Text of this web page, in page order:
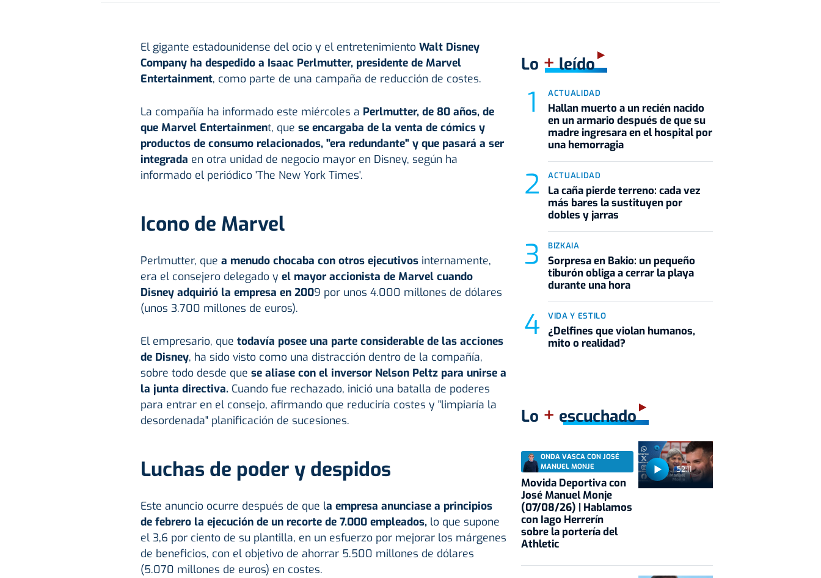
El gigante estadounidense del ocio y el entretenimiento Walt Disney
Company ha despedido a Isaac Perlmutter, presidente de Marvel
Entertainment, como parte de una campaña de reducción de costes.
La compañía ha informado este miércoles a Perlmutter, de 80 años, de
que Marvel Entertainment, que se encargaba de la venta de cómics y
productos de consumo relacionados, "era redundante" y que pasará a ser
integrada en otra unidad de negocio mayor en Disney, según ha
informado el periódico 'The New York Times'.
Icono de Marvel
Perlmutter, que a menudo chocaba con otros ejecutivos internamente,
era el consejero delegado y el mayor accionista de Marvel cuando
Disney adquirió la empresa en 2009 por unos 4.000 millones de dólares
(unos 3.700 millones de euros).
El empresario, que todavía posee una parte considerable de las acciones
de Disney, ha sido visto como una distracción dentro de la compañía,
sobre todo desde que se aliase con el inversor Nelson Peltz para unirse a
la junta directiva.Cuando fue rechazado, inició una batalla de poderes
para entrar en el consejo, afirmando que reduciría costes y "limpiaría la
desordenada" planificación de sucesiones.
Luchas de poder y despidos
Este anuncio ocurre después de que la empresa anunciase a principios
de febrero la ejecución de un recorte de 7.000 empleados,lo que supone
el 3,6 por ciento de su plantilla, en un esfuerzo por mejorar los márgenes
de beneficios, con el objetivo de ahorrar 5.500 millones de dólares
(5.070 millones de euros) en costes.
Lo +leído
ACTUALIDAD
Hallan muerto a un recién nacido
en un armario después de que su
madre ingresara en el hospital por
una hemorragia
ACTUALIDAD
La caña pierde terreno: cada vez
más bares la sustituyen por
dobles y jarras
BIZKAIA
Sorpresa en Bakio: un pequeño
tiburón obliga a cerrar la playa
durante una hora
VIDA Y ESTILO
¿Delfines que violan humanos,
mito o realidad?
Lo + escuchado
52:11
ONDA VASCA CON JOSÉ
MANUEL MONJE
Movida Deportiva con
José Manuel Monje
(07/08/26) | Hablamos
con Iago Herrerín
sobre la portería del
Athletic